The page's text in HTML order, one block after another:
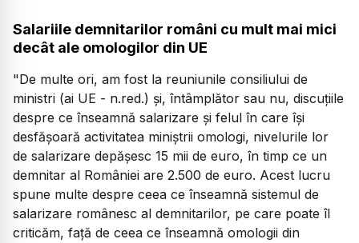
Salariile demnitarilor români cu mult mai mici
decât ale omologilor din UE
"De multe ori, am fost la reuniunile consiliului de
ministri (ai UE - n.red.) și, întâmplător sau nu, discuțiile
despre ce înseamnă salarizare și felul în care își
desfășoară activitatea miniștrii omologi, nivelurile lor
de salarizare depășesc 15 mii de euro, în timp ce un
demnitar al României are 2.500 de euro. Acest lucru
spune multe despre ceea ce înseamnă sistemul de
salarizare românesc al demnitarilor, pe care poate îl
criticăm, față de ceea ce înseamnă omologii din